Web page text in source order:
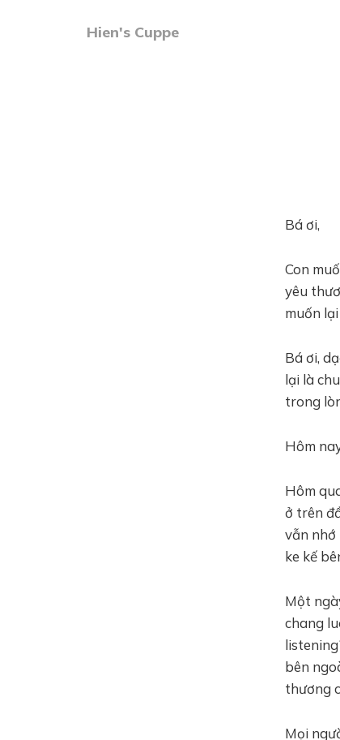
Hien's Cuppe
Bá ơi,
Con
yêu
muốn
Bá ơi,
lại là
trong
Hôm
Hôm
ở trên
vẫn nhớ
ke kế
Một
chang
bên
thương
Mọi